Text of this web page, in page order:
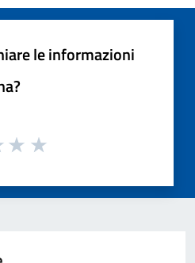
le informazioni